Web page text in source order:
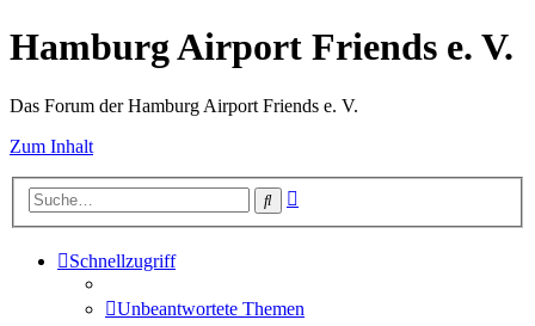
Hamburg Airport Friends e. V.
Das Forum der Hamburg Airport Friends e. V.
Zum Inhalt
Suche
Schnellzugriff
Unbeantwortete Themen